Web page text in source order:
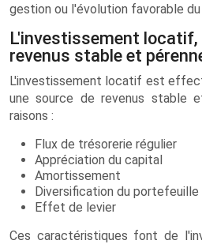
gestion ou l'évolution favorable du
L'investissement locatif,
revenus stable et
L'investissement locatif est
une source de revenus stable
raisons :
Flux de trésorerie régulier
Appréciation du capital
Amortissement
Diversification du portefeuille
Effet de levier
Ces caractéristiques font de